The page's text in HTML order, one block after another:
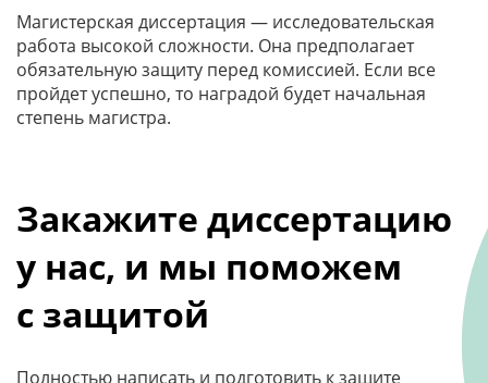
Магистерская диссертация — исследовательская
работа высокой сложности. Она предполагает
обязательную защиту перед комиссией. Если все
пройдет успешно, то наградой будет начальная
степень магистра.
Закажите диссертацию
у нас, и мы поможем
с защитой
Полностью написать и подготовить к защите